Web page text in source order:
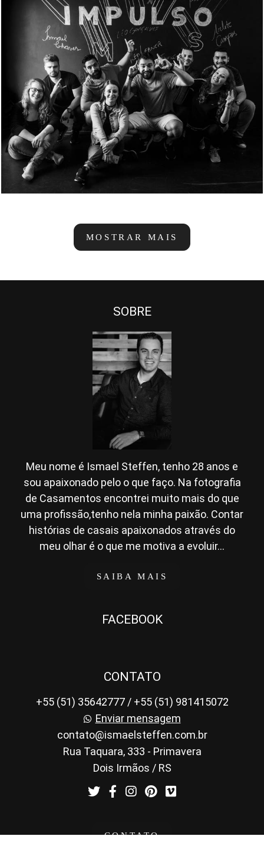
2415 6
MOSTRAR MAIS
SOBRE
Meu nome é Ismael Steffen, tenho 28 anos e
sou apaixonado pelo o que faço. Na fotografia
de Casamentos encontrei muito mais do que
uma profissão,tenho nela minha paixão. Contar
histórias de casais apaixonados através do
meu olhar é o que me motiva a evoluir...
SAIBA MAIS
FACEBOOK
CONTATO
+55 (51) 35642777 / +55 (51) 981415072
Enviar mensagem
contato@ismaelsteffen.com.br
Rua Taquara, 333 - Primavera
Dois Irmãos / RS
CONTATO